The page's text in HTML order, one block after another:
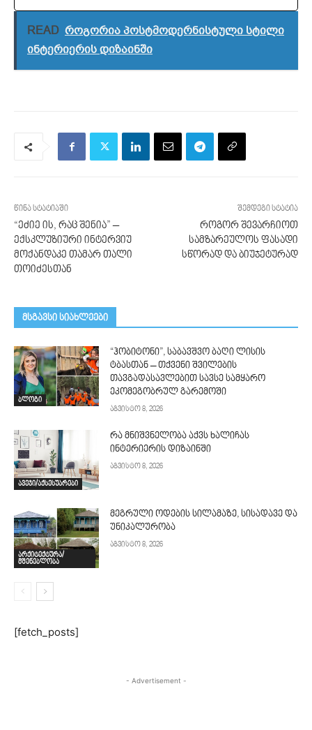
READ როგორია პოსტმოდერნისტული სტილი
ინტერიერის დიზაინში
წინა სტატიაში
“ეძიე ის, რაც შენია” –
ექსკლუზიური ინტერვიუ
მოქანდაკე თამარ თალი
თოიძესთან
შემდეგი სტატია
როგორ შევარჩიოთ
სამზარეულოს ფასადი
სწორად და ბიუჯეტურად
მსგავსი სიახლეები
ბლოგი
“ჰობიტონი”, საბავშვო ბაღი ლისის
ტბასთან – თქვენი შვილების
თავგადასავლებით სავსე სამყარო
ეკომეგობრულ გარემოში
აგვისტო 8, 2026
ავეჯი/აქსესუარები
რა მნიშვნელობა აქვს ხალიჩას
ინტერიერის დიზაინში
აგვისტო 8, 2026
არქიტექტურა/
მშენებლობა
მეგრული ოდების სილამაზე, სისადავე და
უნიკალურობა
აგვისტო 8, 2026
[fetch_posts]
- Advertisement -